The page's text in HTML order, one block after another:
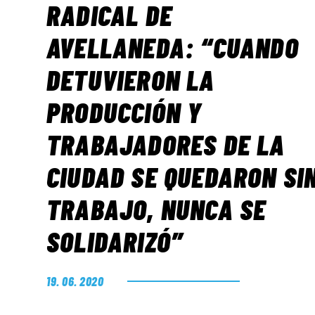
RADICAL DE
AVELLANEDA: “CUANDO
DETUVIERON LA
PRODUCCIÓN Y
TRABAJADORES DE LA
CIUDAD SE QUEDARON
TRABAJO, NUNCA SE
SOLIDARIZÓ”
19. 06. 2020